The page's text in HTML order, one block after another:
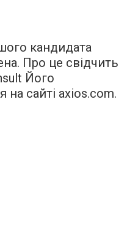
кандидата
Про це свідчить
Його
сайті аxios.com.